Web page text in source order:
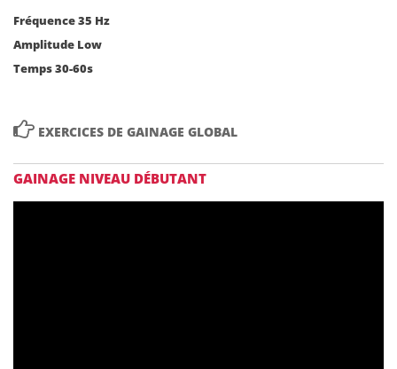
Fréquence 35 Hz
Amplitude Low
Temps 30-60s
 EXERCICES DE GAINAGE GLOBAL
GAINAGE NIVEAU DÉBUTANT